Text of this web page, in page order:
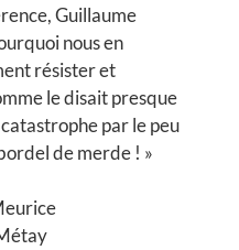
Guillaume
nous en
résister et
le disait presque
par le peu
de merde ! »